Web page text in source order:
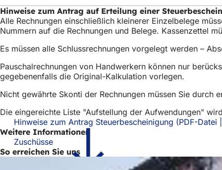
Hinweise zum Antrag auf Erteilung einer
Alle Rechnungen einschließlich kleinerer Einzelbelege
Nummern auf die Rechnungen und Belege. Kassenzettel
Es müssen alle Schlussrechnungen vorgelegt werden –
Pauschalrechnungen von Handwerkern können nur
gegebenenfalls die Original-Kalkulation vorlegen.
Nicht gewährte Skonti der Rechnungen müssen Sie
Die eingereichte Liste "Aufstellung der Aufwendungen"
Hinweise zum Antrag Steuerbescheinigung
PDF-Datei
Weitere Informationen
Zuschüsse
So erreichen Sie uns